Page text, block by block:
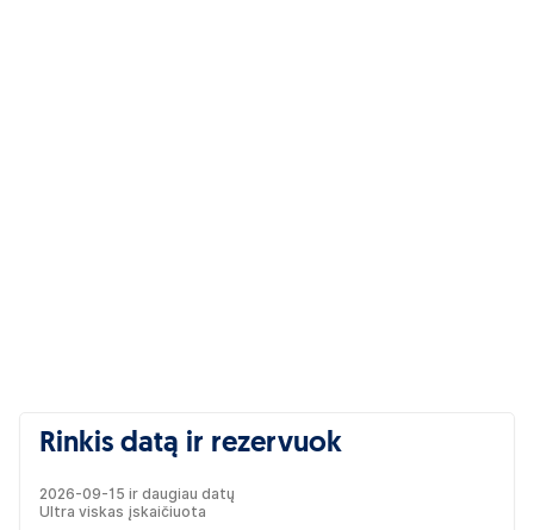
Rinkis datą ir rezervuok
2026-09-15 ir daugiau datų
Ultra viskas įskaičiuota